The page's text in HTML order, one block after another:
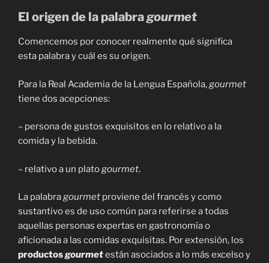
El origen de la palabragourmet
Comencemos por conocer realmente qué significa
esta palabra y cuál es su origen.
Para la Real Academia de la Lengua Española, gourmet
tiene dos acepciones:
– persona de gustos exquisitos en lo relativo a la
comida y la bebida.
– relativo a un plato gourmet.
La palabragourmet proviene del francés y como
sustantivo es de uso común para referirse a todas
aquellas personas expertas en gastronomía o
aficionada a las comidas exquisitas. Por extensión, los
productosgourmetestán asociados a lo más excelso y